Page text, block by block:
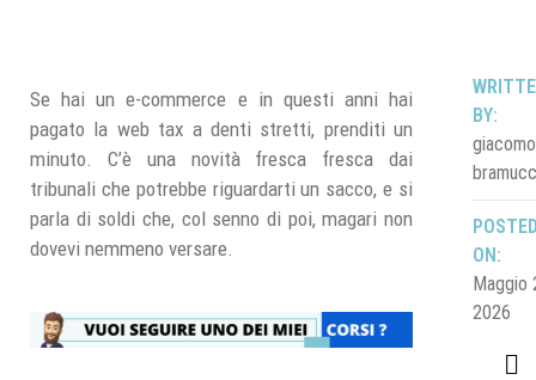
Se hai un e-commerce e in questi anni hai
pagato la web tax a denti stretti, prenditi un
minuto. C’è una novità fresca fresca dai
tribunali che potrebbe riguardarti un sacco, e si
parla di soldi che, col senno di poi, magari non
dovevi nemmeno versare.
BY:
giacomo
ON:
Maggio
2026